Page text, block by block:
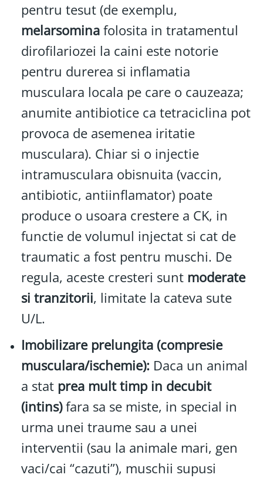
pentru tesut (de exemplu,
melarsominafolosita in tratamentul
dirofilariozei la caini este notorie
pentru durerea si inflamatia
musculara locala pe care o cauzeaza;
anumite antibiotice ca tetraciclina pot
provoca de asemenea iritatie
musculara). Chiar si o injectie
intramusculara obisnuita (vaccin,
antibiotic, antiinflamator) poate
produce o usoara crestere a CK, in
functie de volumul injectat si cat de
traumatic a fost pentru muschi. De
regula, aceste cresteri sunt moderate
si tranzitorii, limitate la cateva sute
U/L.
Imobilizare prelungita (compresie
musculara/ischemie): Daca un animal
a stat prea mult timp in decubit
(intins)fara sa se miste, in special in
urma unei traume sau a unei
interventii (sau la animale mari, gen
vaci/cai “cazuti”), muschii supusi